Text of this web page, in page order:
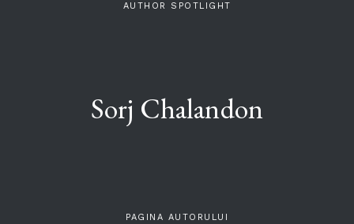
AUTHOR SPOTLIGHT
Sorj Chalandon
PAGINA AUTORULUI